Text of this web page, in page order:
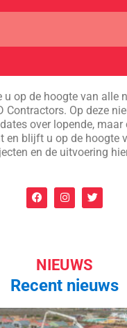
u op de hoogte van alle
Contractors. Op deze
over lopende, maar
en blijft u op de hoogte
en de uitvoering
NIEUWS
Recent nieuws